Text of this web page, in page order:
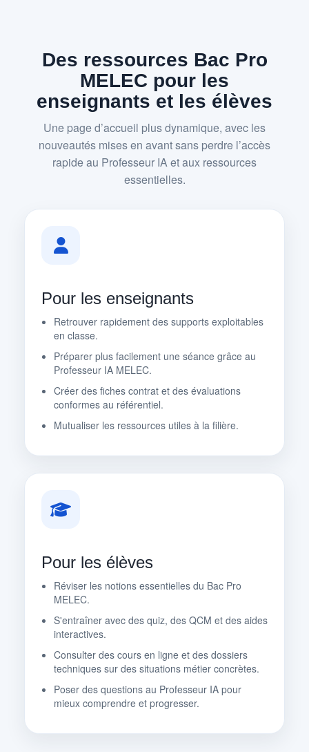
Des ressources Bac Pro
MELEC pour les
enseignants et les élèves
Une page d’accueil plus dynamique, avec les
nouveautés mises en avant sans perdre l’accès
rapide au Professeur IA et aux ressources
essentielles.
Pour les enseignants
Retrouver rapidement des supports exploitables
en classe.
Préparer plus facilement une séance grâce au
Professeur IA MELEC.
Créer des fiches contrat et des évaluations
conformes au référentiel.
Mutualiser les ressources utiles à la filière.
Pour les élèves
Réviser les notions essentielles du Bac Pro
MELEC.
S'entraîner avec des quiz, des QCM et des aides
interactives.
Consulter des cours en ligne et des dossiers
techniques sur des situations métier concrètes.
Poser des questions au Professeur IA pour
mieux comprendre et progresser.